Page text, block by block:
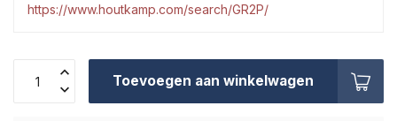
https://www.houtkamp.com/search/GR2P/
Toevoegen aan winkelwagen